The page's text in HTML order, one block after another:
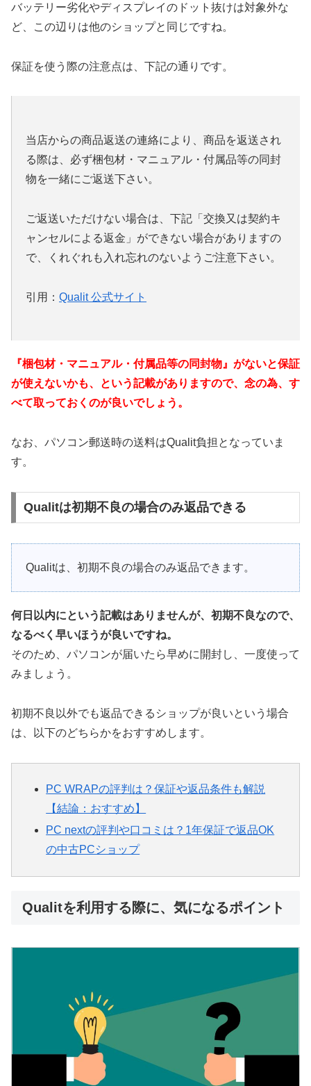
バッテリー劣化やディスプレイのドット抜けは対象外な
ど、この辺りは他のショップと同じですね。
保証を使う際の注意点は、下記の通りです。
当店からの商品返送の連絡により、商品を返送され
る際は、必ず梱包材・マニュアル・付属品等の同封
物を一緒にご返送下さい。
ご返送いただけない場合は、下記「交換又は契約キ
ャンセルによる返金」ができない場合がありますの
で、くれぐれも入れ忘れのないようご注意下さい。
引用： Qualit 公式サイト
『梱包材・マニュアル・付属品等の同封物』がないと保証
が使えないかも、という記載がありますので、念の為、す
べて取っておくのが良いでしょう。
なお、パソコン郵送時の送料はQualit負担となっていま
す。
Qualitは初期不良の場合のみ返品できる
Qualitは、初期不良の場合のみ返品できます。
何日以内にという記載はありませんが、初期不良なので、
なるべく早いほうが良いですね。
そのため、パソコンが届いたら早めに開封し、一度使って
みましょう。
初期不良以外でも返品できるショップが良いという場合
は、以下のどちらかをおすすめします。
PC WRAPの評判は？保証や返品条件も解説
【結論：おすすめ】
PC nextの評判や口コミは？1年保証で返品OK
の中古PCショップ
Qualitを利用する際に、気になるポイント